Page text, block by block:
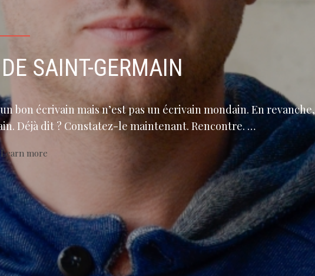
SAINT-GERMAIN
bon écrivain mais n’est pas un écrivain mondain. En revanche,
Déjà dit ? Constatez-le maintenant. Rencontre. …
Learn more